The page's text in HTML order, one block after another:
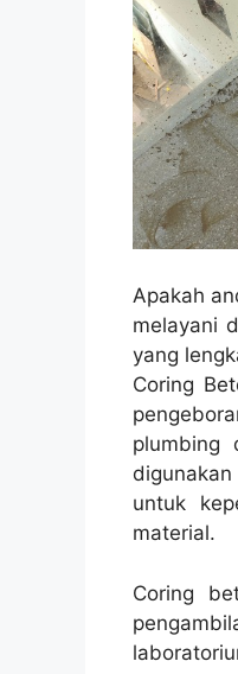
Apakah
melayani
yang
Coring
plumbing
untuk
material.
Coring